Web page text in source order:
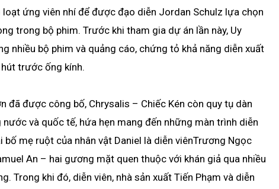
ứng viên nhí để được đạo diễn Jordan Schulz lựa chọn
trong bộ phim. Trước khi tham gia dự án lần này, Uy
nhiều bộ phim và quảng cáo, chứng tỏ khả năng diễn xuất
trước ống kính.
đã được công bố, Chrysalis – Chiếc Kén còn quy tụ dàn
và quốc tế, hứa hẹn mang đến những màn trình diễn
bố mẹ ruột của nhân vật Daniel là diễn viênTrương Ngọc
An – hai gương mặt quen thuộc với khán giả qua nhiều
Trong khi đó, diễn viên, nhà sản xuất Tiến Phạm và diễn